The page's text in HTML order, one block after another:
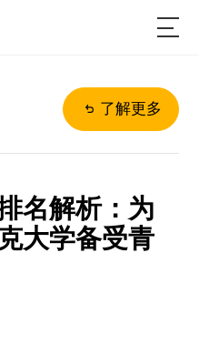
了解更多
名解析：为
大学备受青